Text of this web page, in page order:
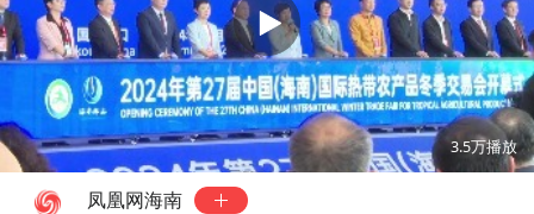
00:00 04:13
3.5万播放
凤凰网海南